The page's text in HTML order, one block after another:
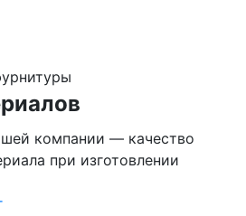
компании — качество
при изготовлении